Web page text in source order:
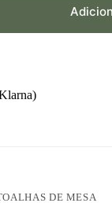
DE MESA